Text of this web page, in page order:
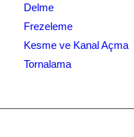
Delme
Frezeleme
Kesme ve Kanal Açma
Tornalama